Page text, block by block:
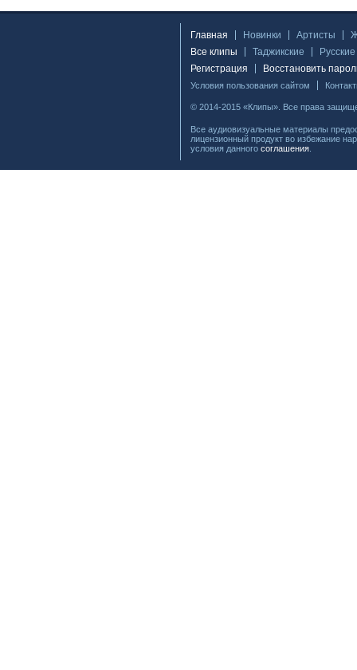
Главная Новинки Артисты
Все клипы
Таджикские
Русские
Регистрация
Восстановить
Условия пользования сайтом
© 2014-2015 «Клипы». Все права
Все аудиовизуальные материалы
лицензионный продукт во избежание
условия данного соглашения